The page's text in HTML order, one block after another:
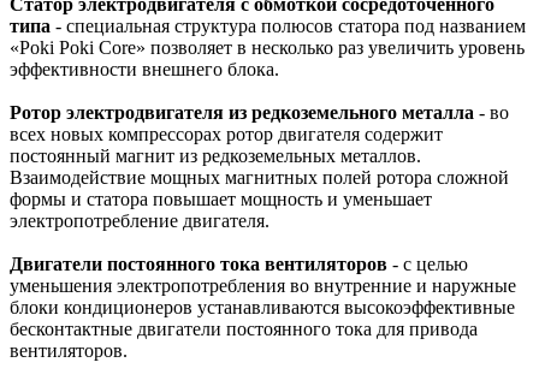
типа - специальная структура полюсов статора под названием
«Poki Poki Core» позволяет в несколько раз увеличить уровень
эффективности внешнего блока.
Ротор электродвигателя из редкоземельного металла - во
всех новых компрессорах ротор двигателя содержит
постоянный магнит из редкоземельных металлов.
Взаимодействие мощных магнитных полей ротора сложной
формы и статора повышает мощность и уменьшает
электропотребление двигателя.
Двигатели постоянного тока вентиляторов - с целью
уменьшения электропотребления во внутренние и наружные
блоки кондиционеров устанавливаются высокоэффективные
бесконтактные двигатели постоянного тока для привода
вентиляторов.